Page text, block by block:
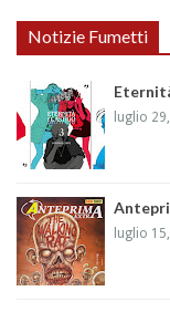
Notizie Fumetti
luglio
luglio